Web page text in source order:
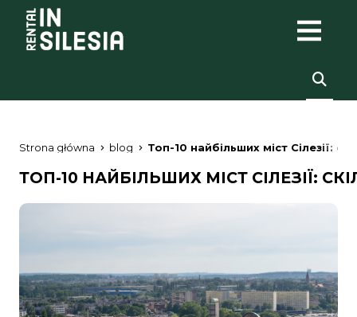
Strona główna blog Топ-10 найбільших міст Сілезії:
ТОП-10 НАЙБІЛЬШИХ МІСТ СІЛЕЗІЇ: